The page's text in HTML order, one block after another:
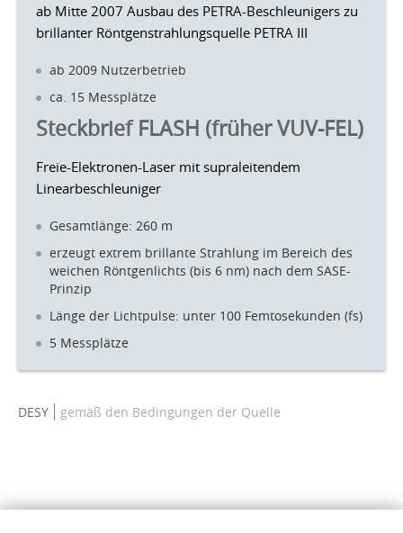
ab Mitte 2007 Ausbau des PETRA-Beschleunigers zu
brillanter Röntgenstrahlungsquelle PETRA III
ab 2009 Nutzerbetrieb
ca. 15 Messplätze
Steckbrief FLASH (früher VUV-FEL)
Freie-Elektronen-Laser mit supraleitendem
Linearbeschleuniger
Gesamtlänge: 260 m
erzeugt extrem brillante Strahlung im Bereich des
weichen Röntgenlichts (bis 6 nm) nach dem SASE-
Prinzip
Länge der Lichtpulse: unter 100 Femtosekunden (fs)
5 Messplätze
DESY gemäß den Bedingungen der Quelle